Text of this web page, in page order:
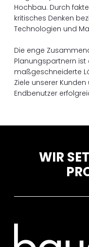
Hochbau. Durch
kritisches Denken
Technologien und
Die enge
Planungspartnern
maßgeschneiderte
Ziele unserer
Endbenutzer
WIR